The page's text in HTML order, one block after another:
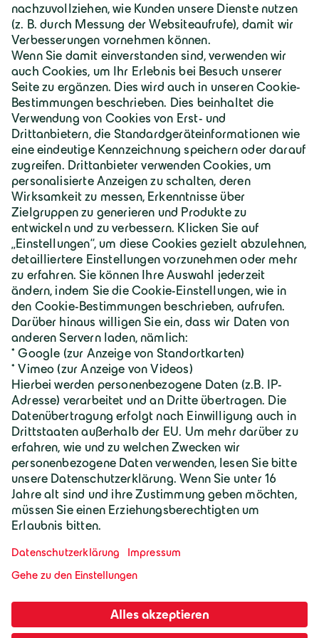
Deutschland | Deutsch
Geiger Gruppe
Über Geiger
Karriere
Geiger Gruppe
Wilhelm-Geiger-Straße 1
87561 Oberstdorf
+49 8322 18 0
info@geigergruppe.de
Darf ich mich vorstellen, ich bin der
Fragen und Anliegen.